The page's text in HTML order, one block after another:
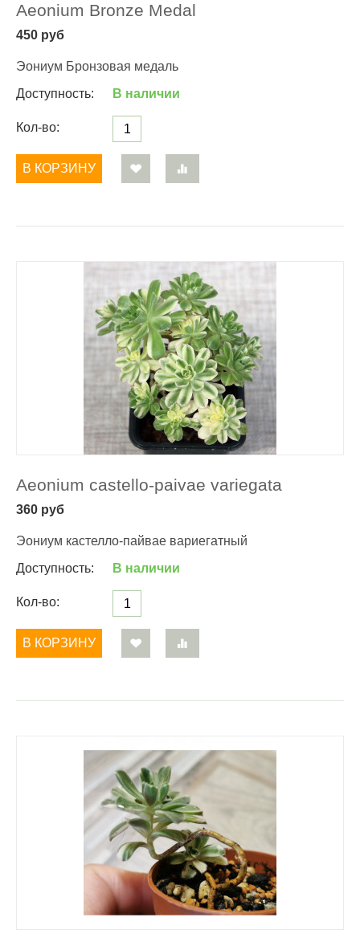
Aeonium Bronze Medal
450 руб
Эониум Бронзовая медаль
Доступность:
В наличии
Кол-во:
В КОРЗИНУ
Aeonium castello-paivae variegata
360 руб
Эониум кастелло-пайвае вариегатный
Доступность:
В наличии
Кол-во:
В КОРЗИНУ